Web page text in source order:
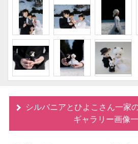
シルバニアとひよこさん一家
ギャラリー画像